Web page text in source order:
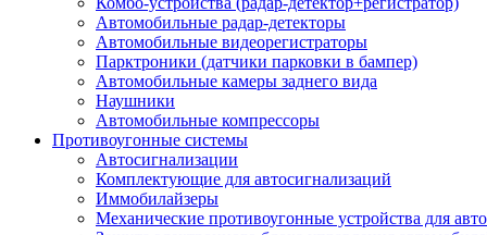
Автомобильные радар-детекторы
Автомобильные видеорегистраторы
Парктроники (датчики парковки в бампер)
Автомобильные камеры заднего вида
Наушники
Автомобильные компрессоры
Противоугонные системы
Автосигнализации
Комплектующие для автосигнализаций
Иммобилайзеры
Механические противоугонные устройства для